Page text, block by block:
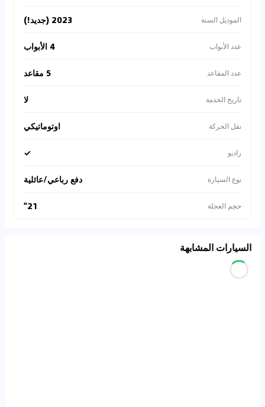
الموديل السنة 2023 (جديد!)
عدد الأبواب 4 الأبواب
عدد المقاعد 5 مقاعد
تاريخ الخدمة لا
نقل الحركة اوتوماتيكي
راديو ✓
نوع السيارة دفع رباعي/عائلية
حجم العجلة 21"
السيارات المشابهة